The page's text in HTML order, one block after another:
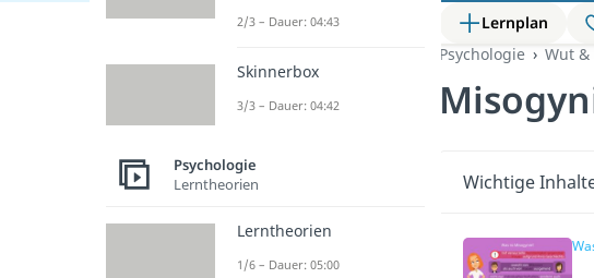
Lernplan
Psychologie
Wut &
Wichtige
2/3 – Dauer: 04:43
Skinnerbox
3/3 – Dauer: 04:42
Psychologie
Lerntheorien
Lerntheorien
1/6 – Dauer: 05:00